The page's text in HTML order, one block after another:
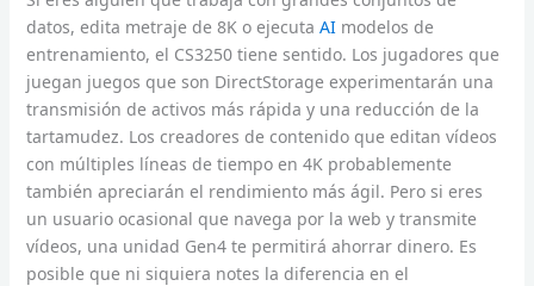
datos, edita metraje de 8K o ejecuta AImodelos de
entrenamiento, el CS3250 tiene sentido. Los jugadores que
juegan juegos que son DirectStorage experimentarán una
transmisión de activos más rápida y una reducción de la
tartamudez. Los creadores de contenido que editan vídeos
con múltiples líneas de tiempo en 4K probablemente
también apreciarán el rendimiento más ágil. Pero si eres
un usuario ocasional que navega por la web y transmite
vídeos, una unidad Gen4 te permitirá ahorrar dinero. Es
posible que ni siquiera notes la diferencia en el